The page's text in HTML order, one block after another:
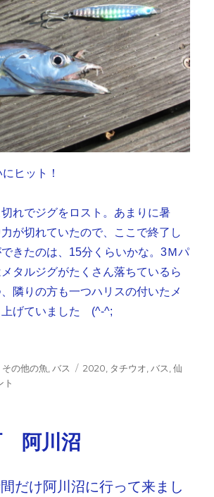
ヒット！
れでジグをロスト。あまりに暑
が切れていたので、ここで終了し
きたのは、15分くらいかな。3Ｍパ
タルジグがたくさん落ちているら
隣りの方も一つハリスの付いたメ
上げていました (^-^;
カ
テ
その他の魚 バス
タ
2020 タチウオ バス ,仙
ト
阿川沼
だけ阿川沼に行って来まし